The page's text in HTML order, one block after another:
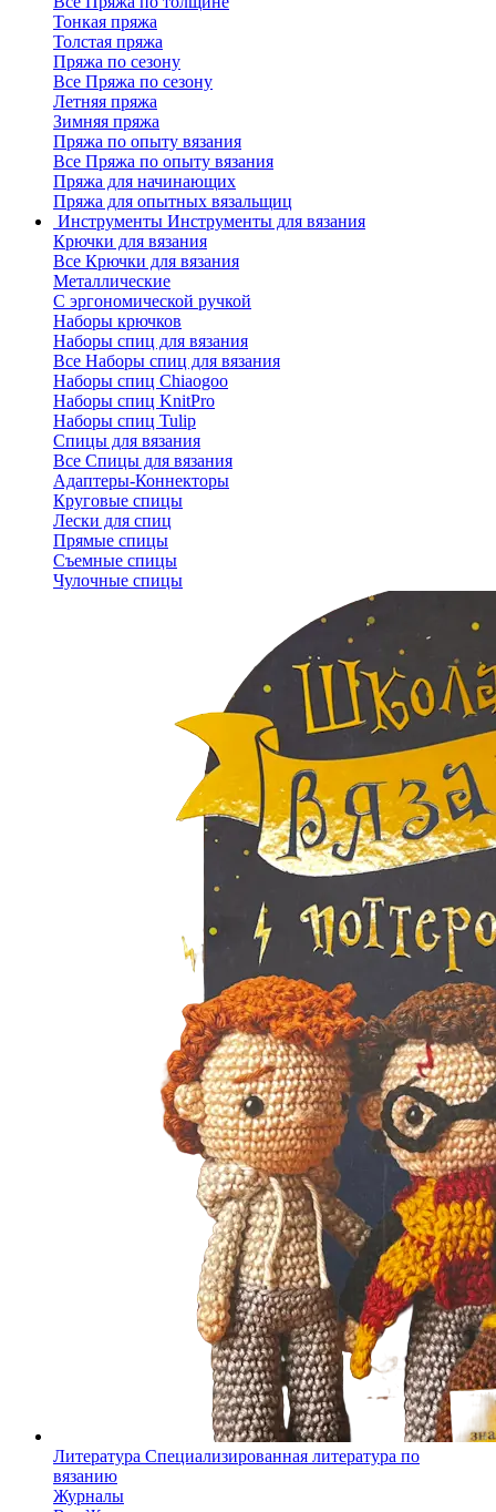
Тонкая пряжа
Толстая пряжа
Пряжа по сезону
Все Пряжа по сезону
Летняя пряжа
Зимняя пряжа
Пряжа по опыту вязания
Все Пряжа по опыту вязания
Пряжа для начинающих
Пряжа для опытных вязальщиц
Инструменты Инструменты для вязания
Крючки для вязания
Все Крючки для вязания
Металлические
С эргономической ручкой
Наборы крючков
Наборы спиц для вязания
Все Наборы спиц для вязания
Наборы спиц Chiaogoo
Наборы спиц KnitPro
Наборы спиц Tulip
Спицы для вязания
Все Спицы для вязания
Адаптеры-Коннекторы
Круговые спицы
Лески для спиц
Прямые спицы
Съемные спицы
Чулочные спицы
Литература Специализированная литература по
вязанию
Журналы